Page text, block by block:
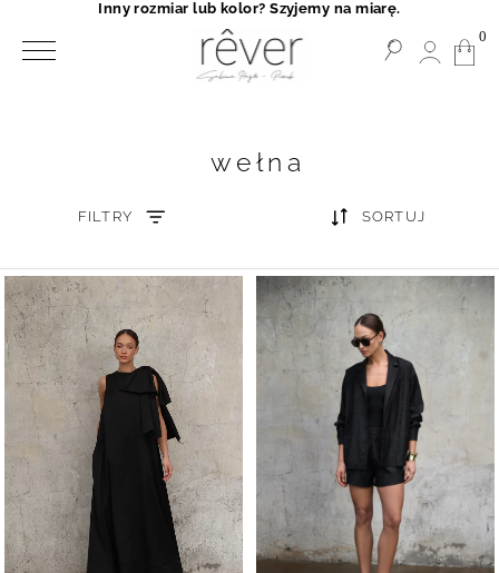
wełna
FILTRY SORTUJ
0
Inny rozmiar lub kolor? Szyjemy na miarę.